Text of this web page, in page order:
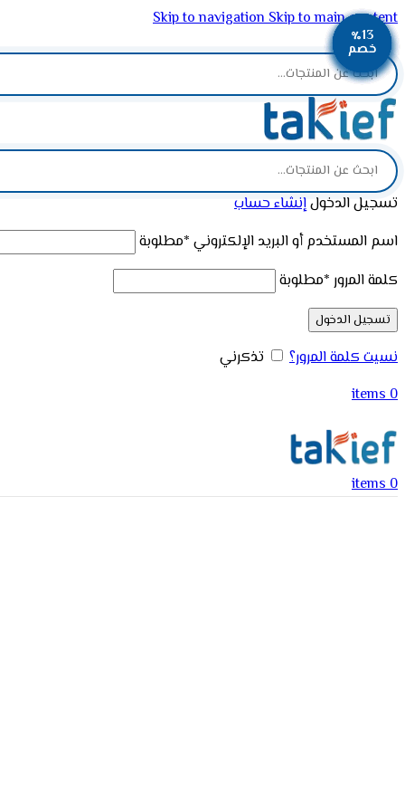
Skip to navigationSkip to main content
ADD ANYTHING HERE OR JUST REMOVE IT…
تسجيل الدخولإنشاء حساب
اسم المستخدم أو البريد الإلكتروني *مطلوبة
كلمة المرور *مطلوبة
تسجيل الدخول
نسيت كلمة المرور؟
تذكرني
0
items
0
items
٪10
خصم
٪12
خصم
٪13
خصم
٪13
خصم
٪13
خصم
٪13
خصم
٪13
خصم
٪13
خصم